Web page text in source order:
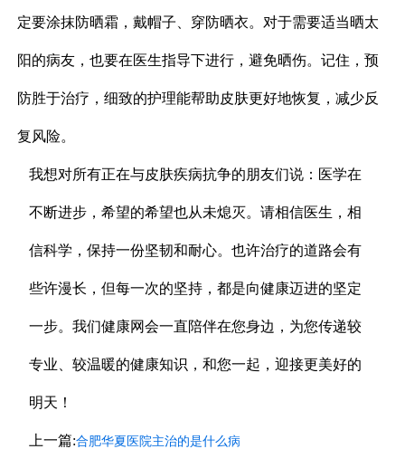
定要涂抹防晒霜，戴帽子、穿防晒衣。对于需要适当晒太
阳的病友，也要在医生指导下进行，避免晒伤。记住，预
防胜于治疗，细致的护理能帮助皮肤更好地恢复，减少反
复风险。
我想对所有正在与皮肤疾病抗争的朋友们说：医学在
不断进步，希望的希望也从未熄灭。请相信医生，相
信科学，保持一份坚韧和耐心。也许治疗的道路会有
些许漫长，但每一次的坚持，都是向健康迈进的坚定
一步。我们健康网会一直陪伴在您身边，为您传递较
专业、较温暖的健康知识，和您一起，迎接更美好的
明天！
上一篇:合肥华夏医院主治的是什么病